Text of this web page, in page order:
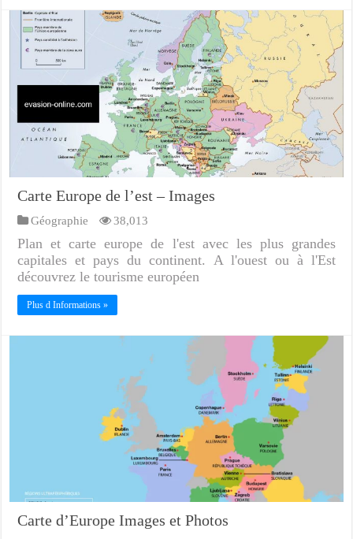
Carte Europe de l’est – Images
Géographie 38,013
Plan et carte europe de l'est avec les plus grandes
capitales et pays du continent. A l'ouest ou à l'Est
découvrez le tourisme européen
Plus d Informations »
Carte d’Europe Images et Photos